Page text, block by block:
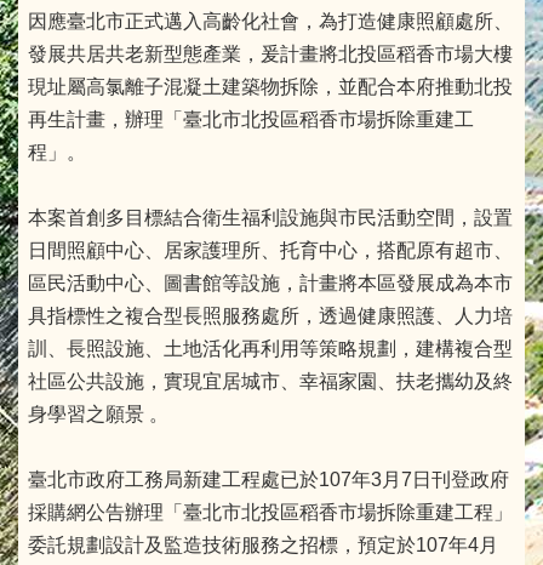
因應臺北市正式邁入高齡化社會，為打造健康照顧處所、
發展共居共老新型態產業，爰計畫將北投區稻香市場大樓
現址屬高氯離子混凝土建築物拆除，並配合本府推動北投
再生計畫，辦理「臺北市北投區稻香市場拆除重建工
程」。
本案首創多目標結合衛生福利設施與市民活動空間，設置
日間照顧中心、居家護理所、托育中心，搭配原有超市、
區民活動中心、圖書館等設施，計畫將本區發展成為本市
具指標性之複合型長照服務處所，透過健康照護、人力培
訓、長照設施、土地活化再利用等策略規劃，建構複合型
社區公共設施，實現宜居城市、幸福家園、扶老攜幼及終
身學習之願景 。
臺北市政府工務局新建工程處已於107年3月7日刊登政府
採購網公告辦理「臺北市北投區稻香市場拆除重建工程」
委託規劃設計及監造技術服務之招標，預定於107年4月